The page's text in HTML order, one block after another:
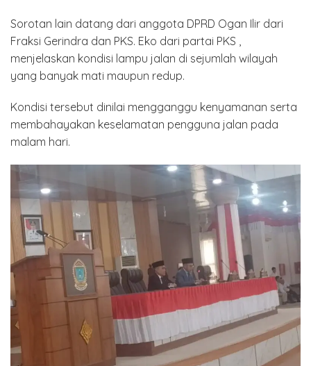
Sorotan lain datang dari anggota DPRD Ogan Ilir dari
Fraksi Gerindra dan PKS. Eko dari partai PKS ,
menjelaskan kondisi lampu jalan di sejumlah wilayah
yang banyak mati maupun redup.
Kondisi tersebut dinilai mengganggu kenyamanan serta
membahayakan keselamatan pengguna jalan pada
malam hari.